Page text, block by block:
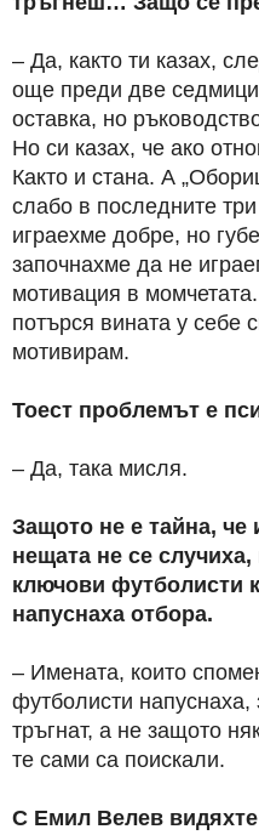
– Да, както ти казах,
още преди две
оставка, но
Но си казах, че ако
Както и стана. А
слабо в последните
играехме добре, но
започнахме да не
мотивация в
потърся вината у себе
мотивирам.
Тоест проблемът е
– Да, така мисля.
Защото не е тайна, че
нещата не се
ключови футболисти
напуснаха отбора.
– Имената, които
футболисти напуснаха,
тръгнат, а не защото
те сами са поискали.
С Емил Велев